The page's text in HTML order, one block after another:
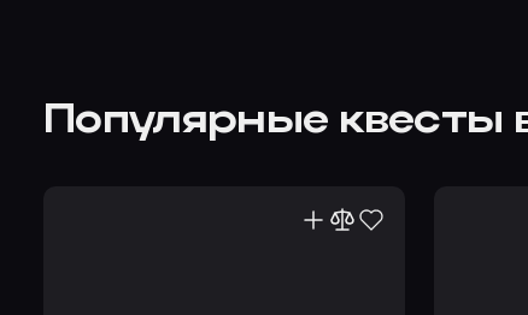
Популярные квесты